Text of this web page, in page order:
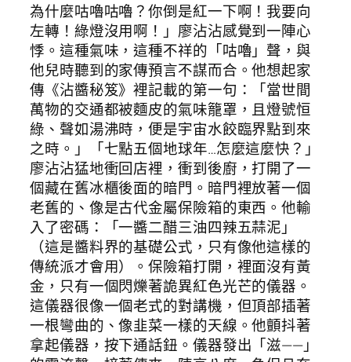
為什麼咕嚕咕嚕？你倒是紅一下啊！我要向
左轉！綠燈沒用啊！」廖沾沾感覺到一陣心
悸。這種氣味，這種不祥的「咕嚕」聲，與
他兒時聽到的家傳預言不謀而合。他想起家
傳《沾醬秘笈》裡記載的第一句：「當世間
萬物的交通都被麵皮的氣味籠罩，且燈號恒
綠、聲如湯沸時，便是宇宙水餃臨界點到來
之時。」「七點五個地球年…怎麼這麼快？」
廖沾沾猛地衝回店裡，衝到後廚，打開了一
個藏在舊冰櫃後面的暗門。暗門裡放著一個
老舊的、像是古代金屬保險箱的東西。他輸
入了密碼：「一醬二醋三油四辣五蒜泥」
（這是醬料界的基礎公式，只有像他這樣的
傳統派才會用）。保險箱打開，裡面沒有黃
金，只有一個閃爍著詭異紅色光芒的儀器。
這儀器很像一個老式的對講機，但頂部插著
一根彎曲的、像韭菜一樣的天線。他顫抖著
拿起儀器，按下通話鈕。儀器發出「滋——」